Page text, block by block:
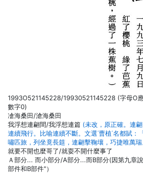
1993O521145228/19930521145228 (字母O
數字0)
凔海桑田/滄海桑田
我浮想連翩間/我浮想連篇 (未改，原正確。連
連續飛行。比喻連續不斷。文選˙曹植˙名都賦：
嘯匹旅，列坐竟長筵，連翩擊鞠壤，巧捷唯萬
就要不開也麼哥了/就耍不開什麼事了
Ａ部分... 而小部分/A部分...而B部分(因第九章
部件和B部件"）